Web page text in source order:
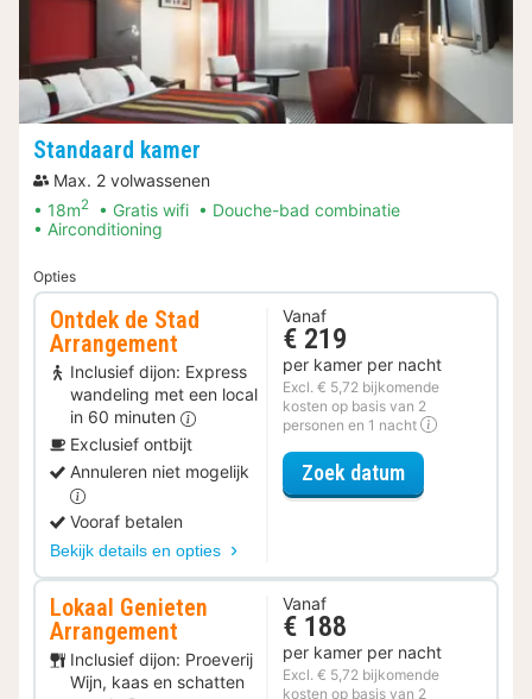
Standaard kamer
Max. 2 volwassenen
18m2 Gratis wifi
Douche-bad combinatie
Airconditioning
Opties
Ontdek de Stad
Arrangement
Inclusief dijon: Express
wandeling met een local
in 60 minuten
Exclusief ontbijt
Annuleren niet mogelijk
Vooraf betalen
Bekijk details en opties
Vanaf
€ 219
per kamer per nacht
Excl. € 5,72 bijkomende
kosten op basis van 2
personen en 1 nacht
Zoek datumvoor Ontdek
Lokaal Genieten
Arrangement
Inclusief dijon: Proeverij
Wijn, kaas en schatten
Vanaf
€ 188
per kamer per nacht
Excl. € 5,72 bijkomende
kosten op basis van 2